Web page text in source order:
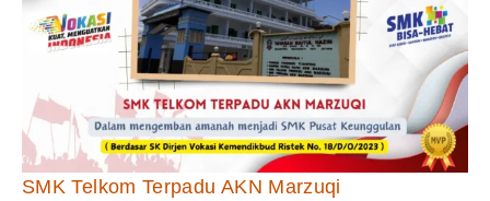
SMK Telkom Terpadu AKN Marzuqi